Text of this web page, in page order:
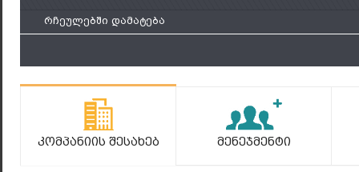
რჩეულებში დამატება
Კომპანიის Შესახებ Მენეჯმენტი